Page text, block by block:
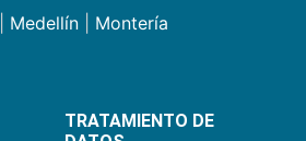
Medellín| Montería
TRATAMIENTO DE